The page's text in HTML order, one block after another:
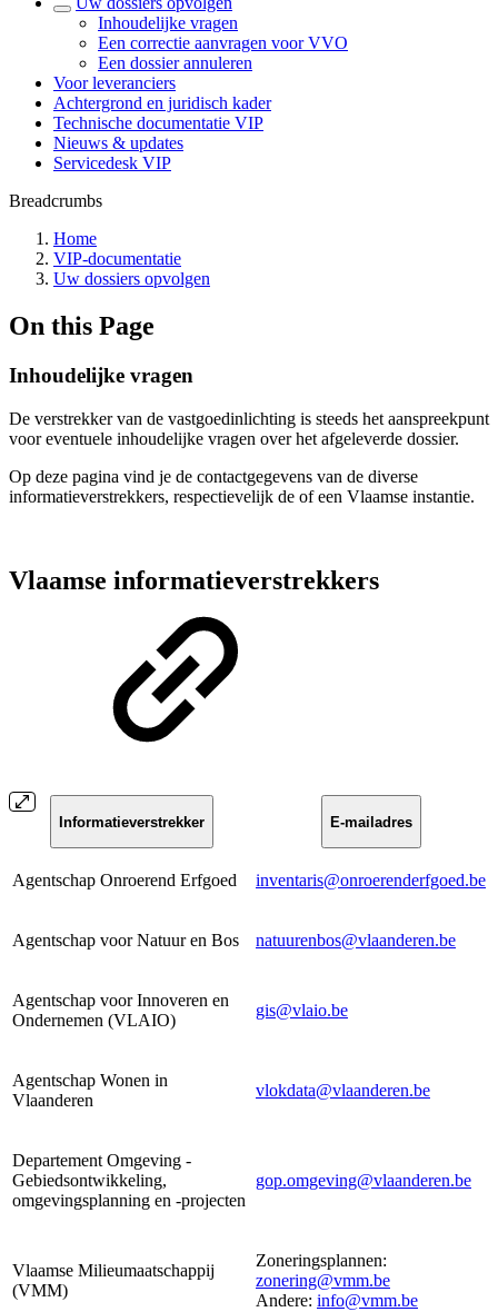
Inhoudelijke vragen
Een correctie aanvragen voor VVO
Een dossier annuleren
Voor leveranciers
Achtergrond en juridisch kader
Technische documentatie VIP
Nieuws & updates
Servicedesk VIP
Breadcrumbs
Home
VIP-documentatie
Uw dossiers opvolgen
On this Page
Inhoudelijke vragen
De verstrekker van de vastgoedinlichting is steeds het aanspreekpunt
voor eventuele inhoudelijke vragen over het afgeleverde dossier.
Op deze pagina vind je de contactgegevens van de diverse
informatieverstrekkers, respectievelijk de of een Vlaamse instantie.
Vlaamse informatieverstrekkers
Informatieverstrekker E-mailadres
Agentschap Onroerend Erfgoed inventaris@onroerenderfgoed.be
Agentschap voor Natuur en Bos natuurenbos@vlaanderen.be
Agentschap voor Innoveren en
Ondernemen (VLAIO)
gis@vlaio.be
Agentschap Wonen in
Vlaanderen
vlokdata@vlaanderen.be
Departement Omgeving -
Gebiedsontwikkeling,
omgevingsplanning en -projecten
gop.omgeving@vlaanderen.be
Vlaamse Milieumaatschappij
(VMM)
Zoneringsplannen:
zonering@vmm.be
​​​​​Andere: info@vmm.be